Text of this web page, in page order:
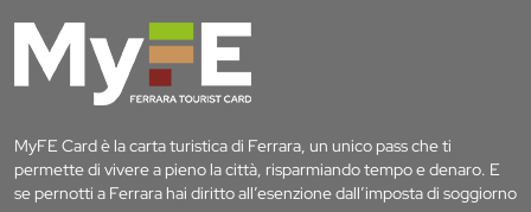
MyFE Card è la carta turistica di Ferrara, un unico pass che ti
permette di vivere a pieno la città, risparmiando tempo e denaro. E
se pernotti a Ferrara hai diritto all’esenzione dall’imposta di soggiorno